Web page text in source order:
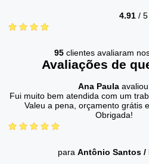
4.91 / 5
95 clientes avaliaram
Avaliações de
Ana Paula
Fui muito bem atendida com um
Valeu a pena, orçamento grátis
Obrigada!
para Antônio Santos /